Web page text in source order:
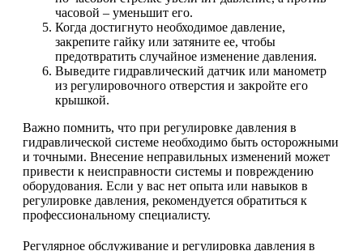
часовой – уменьшит его.
Когда достигнуто необходимое давление,
закрепите гайку или затяните ее, чтобы
предотвратить случайное изменение давления.
Выведите гидравлический датчик или манометр
из регулировочного отверстия и закройте его
крышкой.
Важно помнить, что при регулировке давления в
гидравлической системе необходимо быть осторожными
и точными. Внесение неправильных изменений может
привести к неисправности системы и повреждению
оборудования. Если у вас нет опыта или навыков в
регулировке давления, рекомендуется обратиться к
профессиональному специалисту.
Регулярное обслуживание и регулировка давления в